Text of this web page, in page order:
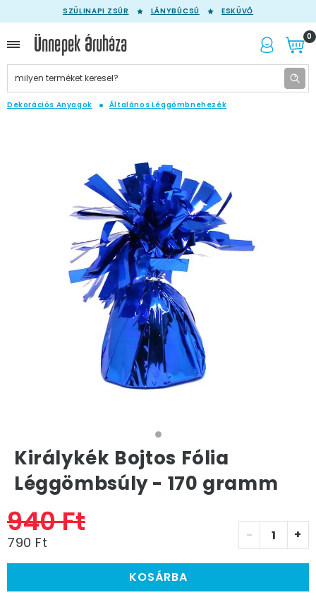
SZÜLINAPI ZSÚR LÁNYBÚCSÚ ESKÜVŐ
0
Dekorációs Anyagok Általános Léggömbnehezék
Királykék Bojtos Fólia
Léggömbsúly - 170 gramm
940 Ft
790 Ft - +
KOSÁRBA